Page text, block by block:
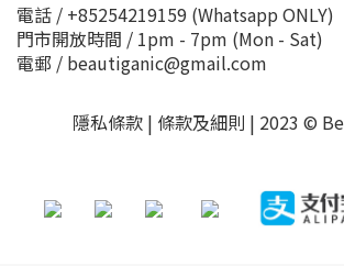
電話 / +85254219159 (Whatsapp ONLY)
門市開放時間 / 1pm - 7pm (Mon - Sat)
電郵 / beautiganic@gmail.com
隱私條款 | 條款及細則 | 2023 ©